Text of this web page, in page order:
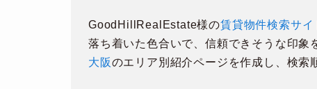
GoodHillRealEstate様の賃貸物件検索サイ
落ち着いた色合いで、信頼できそうな印象
大阪のエリア別紹介ページを作成し、検索